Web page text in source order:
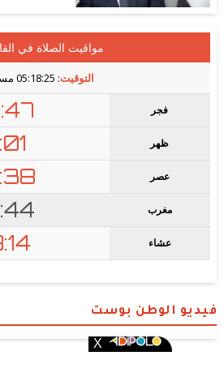
فيديو الوطن بوست